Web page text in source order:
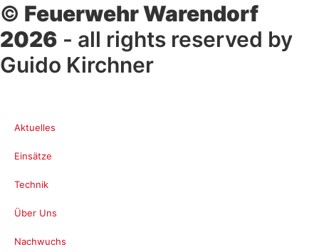
© Feuerwehr Warendorf
2026 - all rights reserved by
Guido Kirchner
Aktuelles
Einsätze
Technik
Über Uns
Nachwuchs